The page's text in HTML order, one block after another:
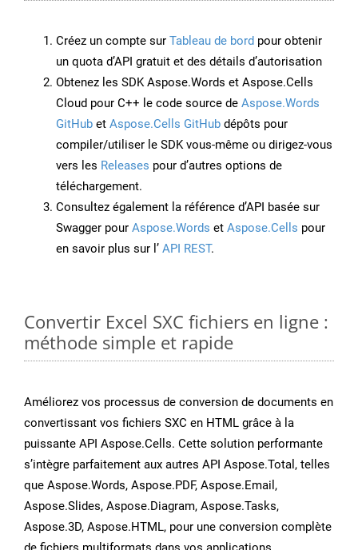
Créez un compte sur Tableau de bord pour obtenir
un quota d’API gratuit et des détails d’autorisation
Obtenez les SDK Aspose.Words et Aspose.Cells
Cloud pour C++ le code source de Aspose.Words
GitHub et Aspose.Cells GitHub dépôts pour
compiler/utiliser le SDK vous-même ou dirigez-vous
vers les Releases pour d’autres options de
téléchargement.
Consultez également la référence d’API basée sur
Swagger pour Aspose.Words et Aspose.Cells pour
en savoir plus sur l’ API REST.
Convertir Excel SXC fichiers en ligne :
méthode simple et rapide
Améliorez vos processus de conversion de documents en
convertissant vos fichiers SXC en HTML grâce à la
puissante API Aspose.Cells. Cette solution performante
s’intègre parfaitement aux autres API Aspose.Total, telles
que Aspose.Words, Aspose.PDF, Aspose.Email,
Aspose.Slides, Aspose.Diagram, Aspose.Tasks,
Aspose.3D, Aspose.HTML, pour une conversion complète